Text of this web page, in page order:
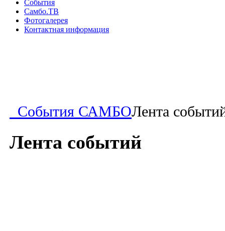
События
Самбо.ТВ
Фотогалерея
Контактная информация
События САМБОЛента
Лента событий